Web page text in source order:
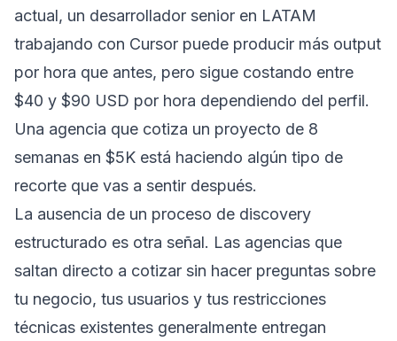
actual, un desarrollador senior en LATAM
trabajando con Cursor puede producir más output
por hora que antes, pero sigue costando entre
$40 y $90 USD por hora dependiendo del perfil.
Una agencia que cotiza un proyecto de 8
semanas en $5K está haciendo algún tipo de
recorte que vas a sentir después.
La ausencia de un proceso de discovery
estructurado es otra señal. Las agencias que
saltan directo a cotizar sin hacer preguntas sobre
tu negocio, tus usuarios y tus restricciones
técnicas existentes generalmente entregan